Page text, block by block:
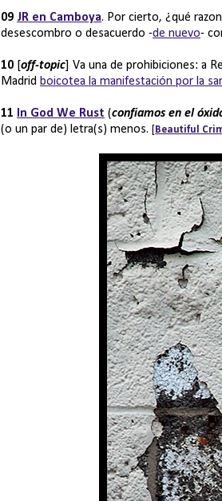
09 JR en Camboya. Por cierto, ¿qué
desescombro o desacuerdo -de nuevo-
10 [off-topic] Va una de prohibiciones: a
Madrid boicotea la manifestación por la
11 In God We Rust (confiamos en el
(o un par de) letra(s) menos.
Beautiful